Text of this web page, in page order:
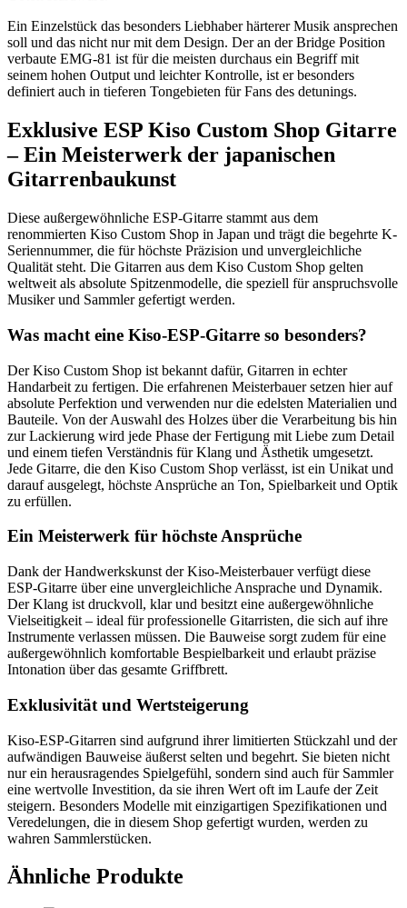
Ein Einzelstück das besonders Liebhaber härterer Musik ansprechen
soll und das nicht nur mit dem Design. Der an der Bridge Position
verbaute EMG-81 ist für die meisten durchaus ein Begriff mit
seinem hohen Output und leichter Kontrolle, ist er besonders
definiert auch in tieferen Tongebieten für Fans des detunings.
Exklusive ESP Kiso Custom Shop Gitarre
– Ein Meisterwerk der japanischen
Gitarrenbaukunst
Diese außergewöhnliche ESP-Gitarre stammt aus dem
renommierten Kiso Custom Shop in Japan und trägt die begehrte K-
Seriennummer, die für höchste Präzision und unvergleichliche
Qualität steht. Die Gitarren aus dem Kiso Custom Shop gelten
weltweit als absolute Spitzenmodelle, die speziell für anspruchsvolle
Musiker und Sammler gefertigt werden.
Was macht eine Kiso-ESP-Gitarre so besonders?
Der Kiso Custom Shop ist bekannt dafür, Gitarren in echter
Handarbeit zu fertigen. Die erfahrenen Meisterbauer setzen hier auf
absolute Perfektion und verwenden nur die edelsten Materialien und
Bauteile. Von der Auswahl des Holzes über die Verarbeitung bis hin
zur Lackierung wird jede Phase der Fertigung mit Liebe zum Detail
und einem tiefen Verständnis für Klang und Ästhetik umgesetzt.
Jede Gitarre, die den Kiso Custom Shop verlässt, ist ein Unikat und
darauf ausgelegt, höchste Ansprüche an Ton, Spielbarkeit und Optik
zu erfüllen.
Ein Meisterwerk für höchste Ansprüche
Dank der Handwerkskunst der Kiso-Meisterbauer verfügt diese
ESP-Gitarre über eine unvergleichliche Ansprache und Dynamik.
Der Klang ist druckvoll, klar und besitzt eine außergewöhnliche
Vielseitigkeit – ideal für professionelle Gitarristen, die sich auf ihre
Instrumente verlassen müssen. Die Bauweise sorgt zudem für eine
außergewöhnlich komfortable Bespielbarkeit und erlaubt präzise
Intonation über das gesamte Griffbrett.
Exklusivität und Wertsteigerung
Kiso-ESP-Gitarren sind aufgrund ihrer limitierten Stückzahl und der
aufwändigen Bauweise äußerst selten und begehrt. Sie bieten nicht
nur ein herausragendes Spielgefühl, sondern sind auch für Sammler
eine wertvolle Investition, da sie ihren Wert oft im Laufe der Zeit
steigern. Besonders Modelle mit einzigartigen Spezifikationen und
Veredelungen, die in diesem Shop gefertigt wurden, werden zu
wahren Sammlerstücken.
Ähnliche Produkte